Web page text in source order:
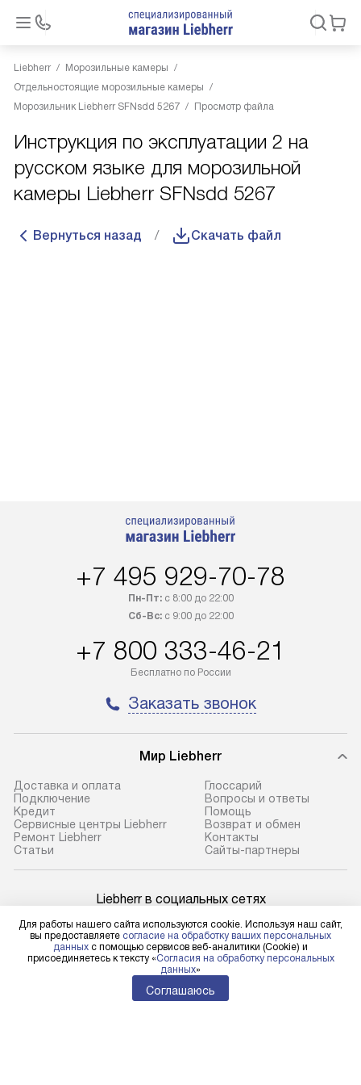
Liebherr
Морозильные камеры
Отдельностоящие морозильные камеры
Морозильник Liebherr SFNsdd 5267
Просмотр файла
Инструкция по эксплуатации 2 на
русском языке для морозильной
камеры Liebherr SFNsdd 5267
Вернуться назад Скачать файл
+7 495 929-70-78
Пн-Пт:с 8:00 до 22:00
Сб-Вс:с 9:00 до 22:00
+7 800 333-46-21
Бесплатно по России
Заказать звонок
Мир Liebherr
Доставка и оплата
Подключение
Кредит
Сервисные центры Liebherr
Ремонт Liebherr
Cтатьи
Глоссарий
Вопросы и ответы
Помощь
Возврат и обмен
Контакты
Сайты-партнеры
Liebherr в социальных сетях
Для физических лиц
shop@l-rus.ru
Для юридических лиц
Для работы нашего сайта используются cookie. Используя наш сайт,
вы предоставляете согласие на обработку ваших персональных
данных с помощью сервисов веб-аналитики (Cookie) и
присоединяетесь к тексту «Согласия на обработку персональных
данных»
Соглашаюсь